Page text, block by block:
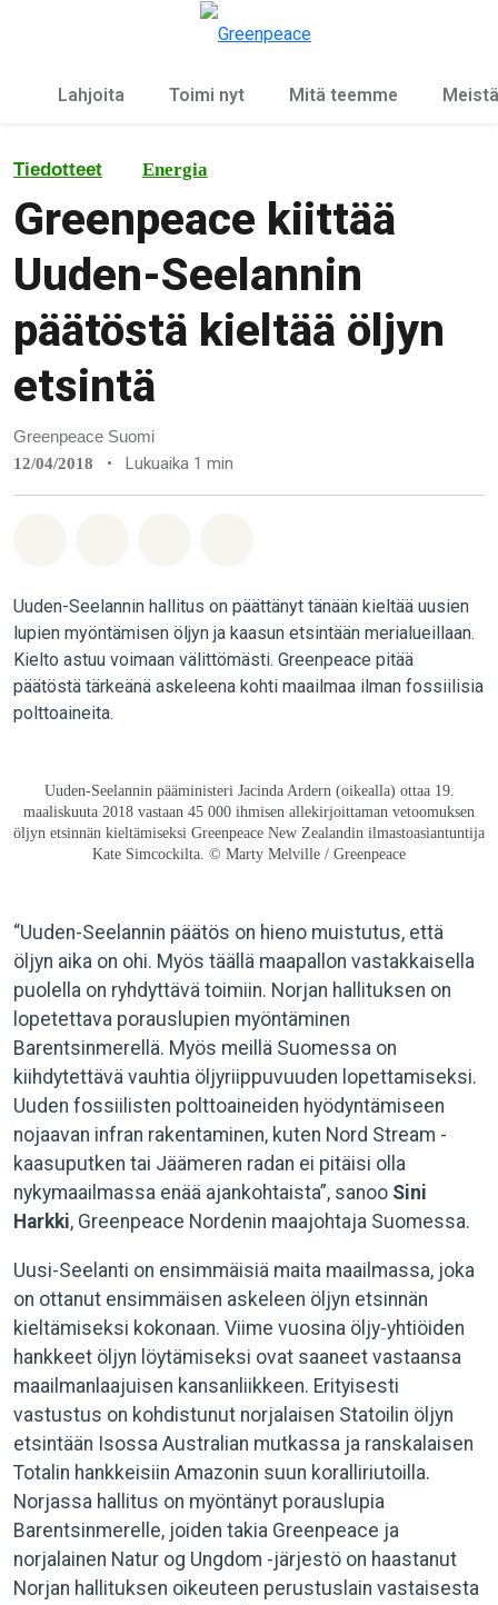
Lahjoita Toimi nyt Mitä teemme Meistä
Tiedotteet Energia
Greenpeace kiittää
Uuden-Seelannin
päätöstä kieltää öljyn
etsintä
Greenpeace Suomi
12/04/2018 • Lukuaika 1 min
Uuden-Seelannin hallitus on päättänyt tänään kieltää uusien
lupien myöntämisen öljyn ja kaasun etsintään merialueillaan.
Kielto astuu voimaan välittömästi. Greenpeace pitää
päätöstä tärkeänä askeleena kohti maailmaa ilman fossiilisia
polttoaineita.
Uuden-Seelannin pääministeri Jacinda Ardern (oikealla) ottaa 19.
maaliskuuta 2018 vastaan 45 000 ihmisen allekirjoittaman vetoomuksen
öljyn etsinnän kieltämiseksi Greenpeace New Zealandin ilmastoasiantuntija
Kate Simcockilta. © Marty Melville / Greenpeace
“Uuden-Seelannin päätös on hieno muistutus, että
öljyn aika on ohi. Myös täällä maapallon vastakkaisella
puolella on ryhdyttävä toimiin. Norjan hallituksen on
lopetettava porauslupien myöntäminen
Barentsinmerellä. Myös meillä Suomessa on
kiihdytettävä vauhtia öljyriippuvuuden lopettamiseksi.
Uuden fossiilisten polttoaineiden hyödyntämiseen
nojaavan infran rakentaminen, kuten Nord Stream -
kaasuputken tai Jäämeren radan ei pitäisi olla
nykymaailmassa enää ajankohtaista”, sanoo Sini
Harkki, Greenpeace Nordenin maajohtaja Suomessa.
Uusi-Seelanti on ensimmäisiä maita maailmassa, joka
on ottanut ensimmäisen askeleen öljyn etsinnän
kieltämiseksi kokonaan. Viime vuosina öljy-yhtiöiden
hankkeet öljyn löytämiseksi ovat saaneet vastaansa
maailmanlaajuisen kansanliikkeen. Erityisesti
vastustus on kohdistunut norjalaisen Statoilin öljyn
etsintään Isossa Australian mutkassa ja ranskalaisen
Totalin hankkeisiin Amazonin suun koralliriutoilla.
Norjassa hallitus on myöntänyt porauslupia
Barentsinmerelle, joiden takia Greenpeace ja
norjalainen Natur og Ungdom -järjestö on haastanut
Norjan hallituksen oikeuteen perustuslain vastaisesta